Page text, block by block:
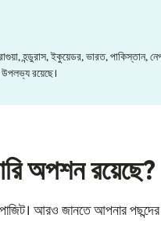
হন্ডুরাস, ইকুয়েডর, ভারত, পাকিস্তান,
উপলভ্য রয়েছে।
অপশন রয়েছে?
আরও জানতে আপনার পছন্দের